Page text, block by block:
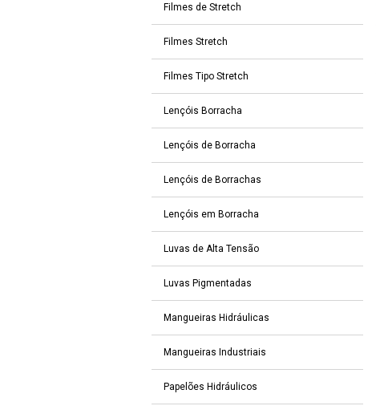
Filmes de Stretch
Filmes Stretch
Filmes Tipo Stretch
Lençóis Borracha
Lençóis de Borracha
Lençóis de Borrachas
Lençóis em Borracha
Luvas de Alta Tensão
Luvas Pigmentadas
Mangueiras Hidráulicas
Mangueiras Industriais
Papelões Hidráulicos